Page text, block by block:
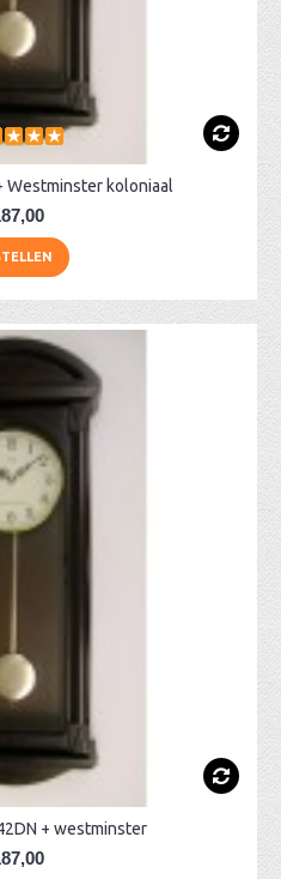
Westminster koloniaal
+ westminster